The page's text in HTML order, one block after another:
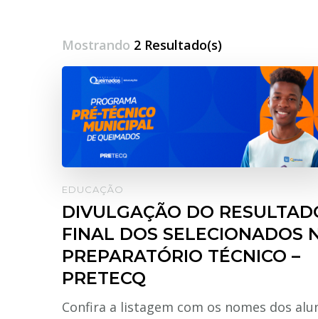
Mostrando 2 Resultado(s)
EDUCAÇÃO
DIVULGAÇÃO DO
FINAL DOS SELECIONADOS
PREPARATÓRIO TÉCNICO –
PRETECQ
Confira a listagem com os nomes dos